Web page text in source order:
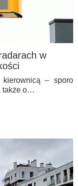
w
– sporo
także o…